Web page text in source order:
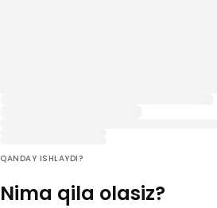
QANDAY ISHLAYDI?
Nima qila olasiz?